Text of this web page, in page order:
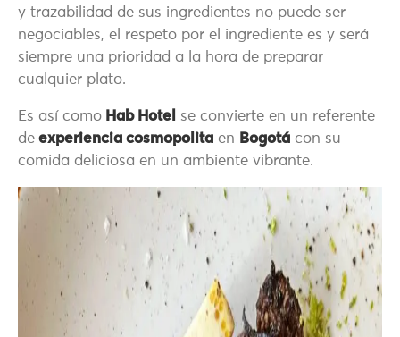
y trazabilidad de sus ingredientes no puede ser
negociables, el respeto por el ingrediente es y será
siempre una prioridad a la hora de preparar
cualquier plato.
Es así como Hab Hotel
se convierte en un referente
de experiencia cosmopolita en Bogotá con su
comida deliciosa en un ambiente vibrante.